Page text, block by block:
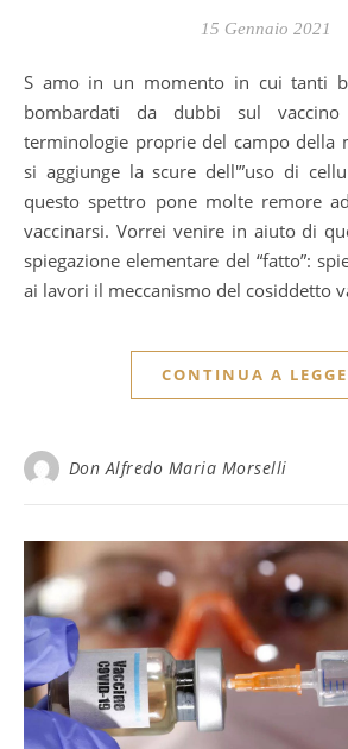
15 Gennaio 2021
Samo in un momento in cui tanti buoni cristiani sono
bombardati da dubbi sul
terminologie proprie del campo della
si aggiunge la scure dell'”uso di
questo spettro pone molte remore
vaccinarsi. Vorrei venire in aiuto di
spiegazione elementare del “fatto”:
ai lavori il meccanismo del cosiddetto
CONTINUA A
Don Alfredo Maria Morselli